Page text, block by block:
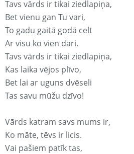
Tavs vārds ir tikai ziedlapiņa,
Bet vienu gan Tu vari,
To gadu gaitā godā celt
Ar visu ko vien dari.
Tavs vārds ir tikai ziedlapiņa,
Kas laika vējos plīvo,
Bet lai ar uguns dvēseli
Tas savu mūžu dzīvo!
Vārds katram savs mums ir,
Ko māte, tēvs ir licis.
Vai pašiem patīk tas,